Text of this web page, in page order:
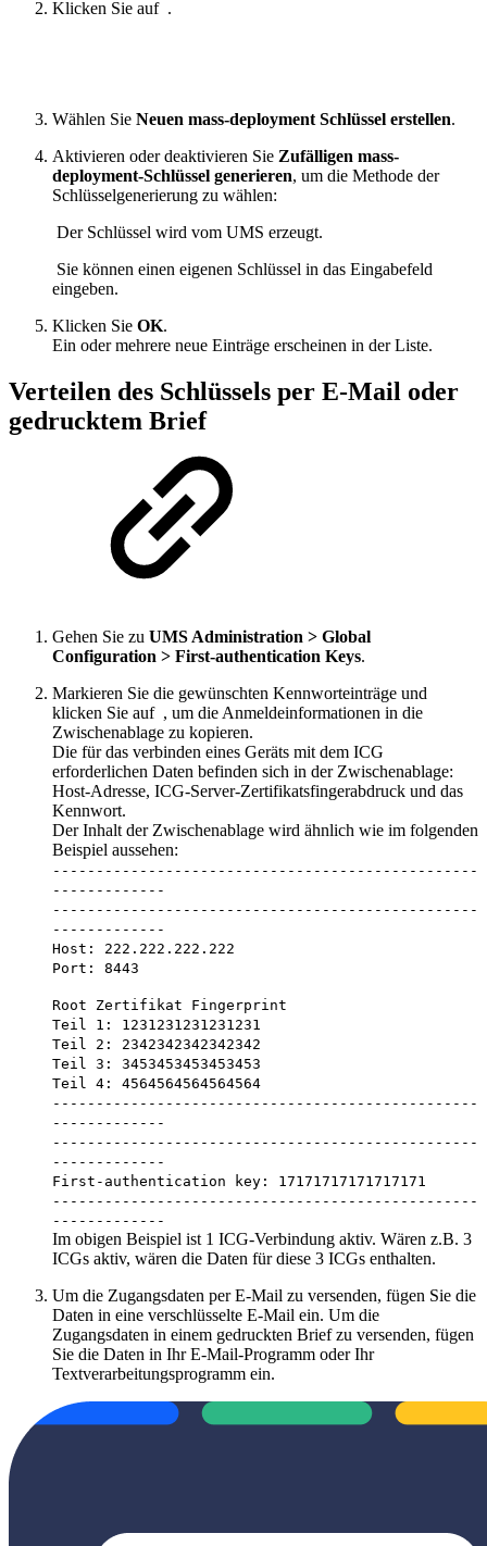
Klicken Sie auf .
Wählen Sie Neuen mass-deployment Schlüssel erstellen.
Aktivieren oder deaktivieren Sie Zufälligen mass-
deployment-Schlüssel generieren, um die Methode der
Schlüsselgenerierung zu wählen:
Der Schlüssel wird vom UMS erzeugt.
Sie können einen eigenen Schlüssel in das Eingabefeld
eingeben.
Klicken Sie OK.
Ein oder mehrere neue Einträge erscheinen in der Liste.
Verteilen des Schlüssels per E-Mail oder
gedrucktem Brief
Gehen Sie zu UMS Administration > Global
Configuration > First-authentication Keys.
Markieren Sie die gewünschten Kennworteinträge und
klicken Sie auf , um die Anmeldeinformationen in die
Zwischenablage zu kopieren.
Die für das verbinden eines Geräts mit dem ICG
erforderlichen Daten befinden sich in der Zwischenablage:
Host-Adresse, ICG-Server-Zertifikatsfingerabdruck und das
Kennwort.
Der Inhalt der Zwischenablage wird ähnlich wie im folgenden
Beispiel aussehen:
-------------------------------------------------
-------------
-------------------------------------------------
-------------
Host: 222.222.222.222
Port: 8443
Root Zertifikat Fingerprint
Teil 1: 1231231231231231
Teil 2: 2342342342342342
Teil 3: 3453453453453453
Teil 4: 4564564564564564
-------------------------------------------------
-------------
-------------------------------------------------
-------------
First-authentication key: 17171717171717171
-------------------------------------------------
-------------
Im obigen Beispiel ist 1 ICG-Verbindung aktiv. Wären z.B. 3
ICGs aktiv, wären die Daten für diese 3 ICGs enthalten.
Um die Zugangsdaten per E-Mail zu versenden, fügen Sie die
Daten in eine verschlüsselte E-Mail ein. Um die
Zugangsdaten in einem gedruckten Brief zu versenden, fügen
Sie die Daten in Ihr E-Mail-Programm oder Ihr
Textverarbeitungsprogramm ein.